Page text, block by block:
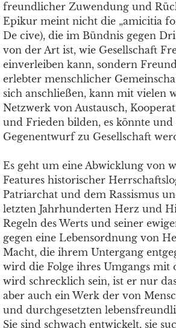
freundlicher Zuwendung und
Epikur meint nicht die „amicitia
De cive), die im Bündnis gegen
von der Art ist, wie Gesellschaft
einverleiben kann, sondern
erlebter menschlicher
sich anschließen, kann mit vielen
Netzwerk von Austausch,
und Frieden bilden, es könnte und
Gegenentwurf zu Gesellschaft
Es geht um eine Abwicklung von
Features historischer
Patriarchat und dem Rassismus
letzten Jahrhunderten Herz und
Regeln des Werts und seiner
gegen eine Lebensordnung von
Macht, die ihrem Untergang
wird die Folge ihres Umgangs mit
wird schrecklich sein, ist er nur
aber auch ein Werk der von
und durchgesetzten
Sie sind schwach entwickelt, sie